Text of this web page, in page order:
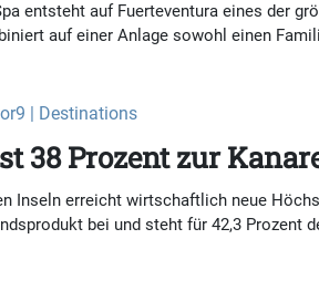
entsteht auf Fuerteventura eines der
auf einer Anlage sowohl einen
| Destinations
38 Prozent zur
Inseln erreicht wirtschaftlich neue
bei und steht für 42,3